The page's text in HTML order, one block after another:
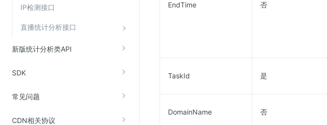
IP检测接口
直播统计分析接口
新版统计分析类API
SDK
常见问题
CDN相关协议
EndTime 否
TaskId 是
DomainName 否